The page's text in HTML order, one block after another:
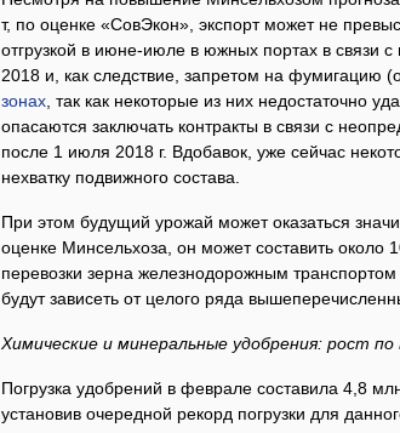
т, по оценке «СовЭкон», экспорт может не
отгрузкой в июне-июле в южных портах в связи
2018 и, как следствие, запретом на фумигацию
зонах , так как некоторые из них недостаточно
опасаются заключать контракты в связи с
после 1 июля 2018 г. Вдобавок, уже сейчас
нехватку подвижного состава.
При этом будущий урожай может оказаться
оценке Минсельхоза, он может составить около
перевозки зерна железнодорожным
будут зависеть от целого ряда
Химические и минеральные удобрения: рост по
Погрузка удобрений в феврале составила 4,8
установив очередной рекорд погрузки для